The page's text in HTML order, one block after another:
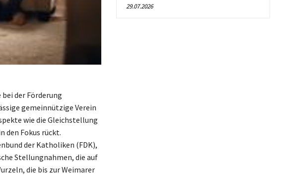
der Förderung
gemeinnützige Verein
wie die Gleichstellung
den Fokus rückt.
der Katholiken (FDK),
Stellungnahmen, die auf
die bis zur Weimarer
29.07.2026